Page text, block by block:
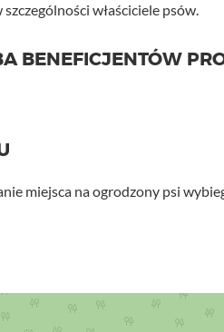
właściciele psów.
BENEFICJENTÓW
miejsca na ogrodzony psi